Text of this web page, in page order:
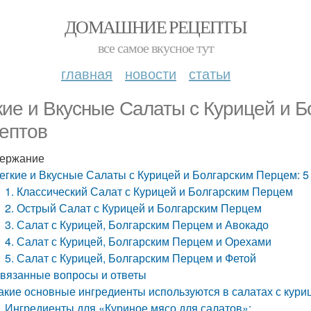
ДОМАШНИЕ РЕЦЕПТЫ
все самое вкусное тут
главная новости статьи
и Вкусные Салаты с Курицей и
и Вкусные Салаты с Курицей и Болгарским Перцем:
1. Классический Салат с Курицей и Болгарским Перцем
2. Острый Салат с Курицей и Болгарским Перцем
3. Салат с Курицей, Болгарским Перцем и Авокадо
4. Салат с Курицей, Болгарским Перцем и Орехами
5. Салат с Курицей, Болгарским Перцем и Фетой
вопросы и ответы
основные ингредиенты используются в салатах с